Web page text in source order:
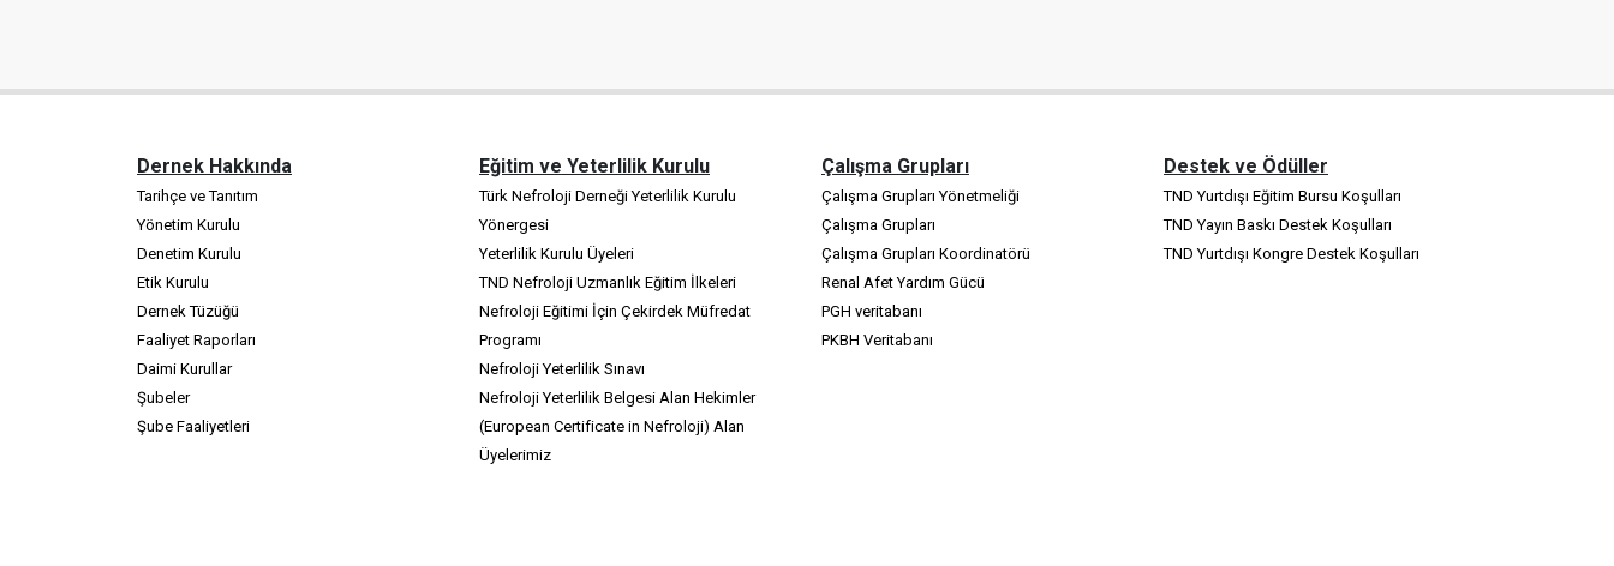
Dernek Hakkında
Tarihçe ve Tanıtım
Yönetim Kurulu
Denetim Kurulu
Etik Kurulu
Dernek Tüzüğü
Faaliyet Raporları
Daimi Kurullar
Şubeler
Şube Faaliyetleri
Eğitim ve Yeterlilik Kurulu
Türk Nefroloji Derneği Yeterlilik Kurulu
Yönergesi
Yeterlilik Kurulu Üyeleri
TND Nefroloji Uzmanlık Eğitim İlkeleri
Nefroloji Eğitimi İçin Çekirdek Müfredat
Programı
Nefroloji Yeterlilik Sınavı
Nefroloji Yeterlilik Belgesi Alan Hekimler
(European Certificate in Nefroloji) Alan
Üyelerimiz
Çalışma Grupları
Çalışma Grupları Yönetmeliği
Çalışma Grupları
Çalışma Grupları Koordinatörü
Renal Afet Yardım Gücü
PGH veritabanı
PKBH Veritabanı
Destek ve Ödüller
TND Yurtdışı Eğitim Bursu Koşulları
TND Yayın Baskı Destek Koşulları
TND Yurtdışı Kongre Destek Koşulları